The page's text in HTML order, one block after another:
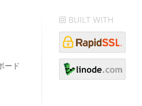
ード
BUILT WITH